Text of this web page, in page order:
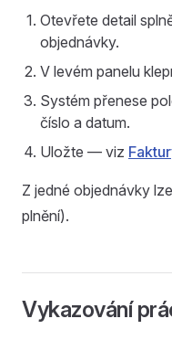
Otevřete detail
objednávky.
V levém panelu
Systém přenese
číslo a datum.
Uložte — viz
Z jedné objednávky
plnění).
Vykazování